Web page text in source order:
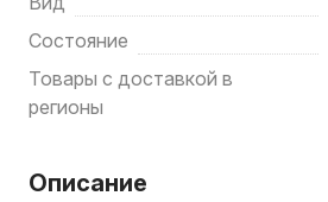
Состояние
Товары с доставкой в
регионы
Описание